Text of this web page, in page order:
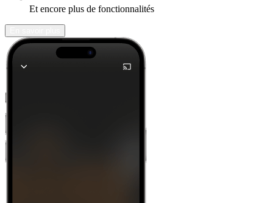
Et encore plus de fonctionnalités